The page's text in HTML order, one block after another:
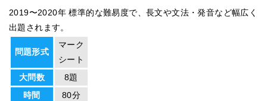
2019〜2020年 標準的な難易度で、長文や文法・発音など幅広く
出題されます。
問題形式
マーク
シート
大問数
8題
時間
80分